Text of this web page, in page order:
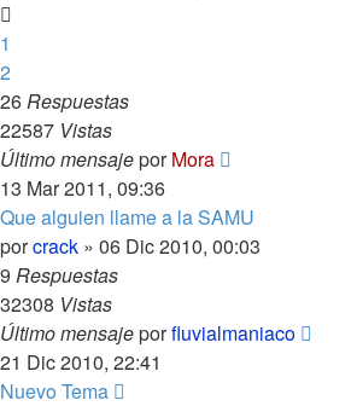
1
2
26Respuestas
22587 Vistas
Último mensajeporMora
13 Mar 2011, 09:36
Que alguien llame a la SAMU
porcrack » 06 Dic 2010, 00:03
9 Respuestas
32308 Vistas
Último mensajeporfluvialmaniaco
21 Dic 2010, 22:41
Nuevo Tema